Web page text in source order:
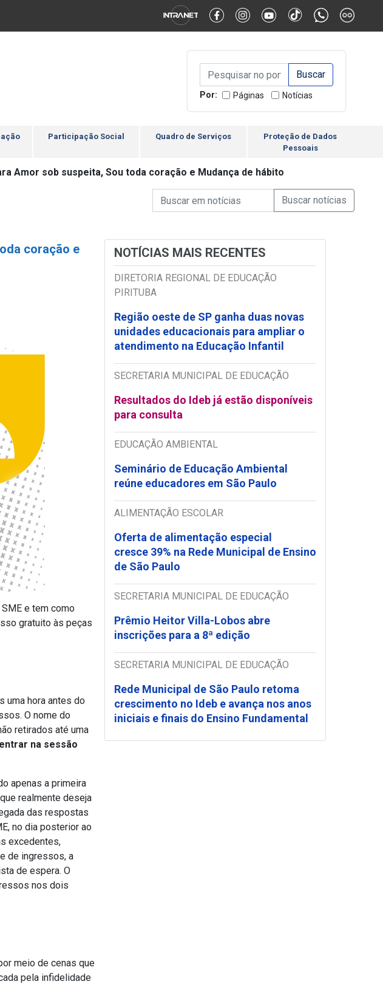
Alternar Alto Contraste Alternar Tamanho da Fonte
Campo de Busca de
Campo de Busca de informaçõesEnviar a Busca
Por: Páginas Notícias
Participação Social Quadro de Serviços
Proteção de Dados
Pessoais
Amor sob suspeita, Sou toda coração e Mudança de hábito
Campo de Busca de Notícias
Campo de Busca de informaçõesEnviar a Busca de
coração e
e tem como
gratuito às peças
uma hora antes do
O nome do
retirados até uma
na sessão
apenas a primeira
realmente deseja
das respostas
no dia posterior ao
excedentes,
de ingressos, a
de espera. O
nos dois
meio de cenas que
pela infidelidade
NOTÍCIAS MAIS RECENTES
DIRETORIA REGIONAL DE EDUCAÇÃO
PIRITUBA
Região oeste de SP ganha duas novas
unidades educacionais para ampliar o
atendimento na Educação Infantil
SECRETARIA MUNICIPAL DE EDUCAÇÃO
Resultados do Ideb já estão disponíveis
para consulta
EDUCAÇÃO AMBIENTAL
Seminário de Educação Ambiental
reúne educadores em São Paulo
ALIMENTAÇÃO ESCOLAR
Oferta de alimentação especial
cresce 39% na Rede Municipal de Ensino
de São Paulo
SECRETARIA MUNICIPAL DE EDUCAÇÃO
Prêmio Heitor Villa-Lobos abre
inscrições para a 8ª edição
SECRETARIA MUNICIPAL DE EDUCAÇÃO
Rede Municipal de São Paulo retoma
crescimento no Ideb e avança nos anos
iniciais e finais do Ensino Fundamental